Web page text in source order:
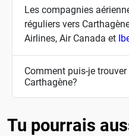
Les compagnies
réguliers vers
Airlines, Air Canada et
Comment puis-je
Carthagène?
Tu pourrais